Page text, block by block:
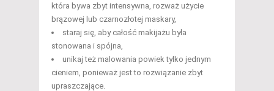
która bywa zbyt intensywna, rozważ użycie
brązowej lub czarnozłotej maskary,
staraj się, aby całość makijażu była
stonowana i spójna,
unikaj też malowania powiek tylko jednym
cieniem, ponieważ jest to rozwiązanie zbyt
upraszczające.